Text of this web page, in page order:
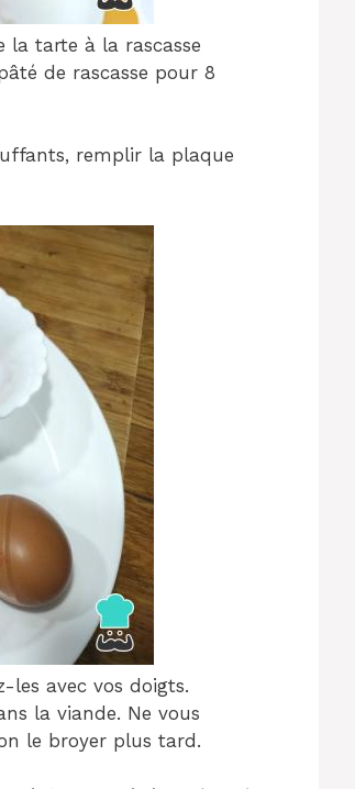
la tarte à la rascasse
de rascasse pour 8
remplir la plaque
avec vos doigts.
la viande. Ne vous
le broyer plus tard.